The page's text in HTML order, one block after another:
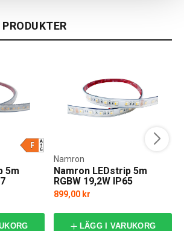
5m
Namron LEDstrip 5m
RGBW 19,2W IP65
Namron
899,00 kr
LÄGG I VARUKORG